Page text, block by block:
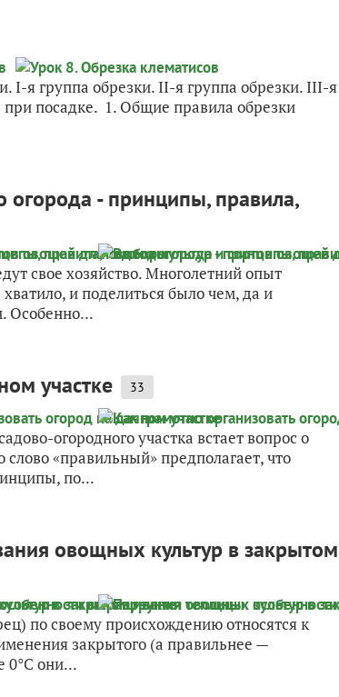
I-я группа обрезки. II-я группа обрезки. III-я
при посадке. 1. Общие правила обрезки
огорода - принципы, правила,
свое хозяйство. Многолетний опыт
и поделиться было чем, да и
Особенно...
участке 33
огородного участка встает вопрос о
«правильный» предполагает, что
по...
овощных культур в закрытом
по своему происхождению относятся к
закрытого (а правильнее —
0°С они...